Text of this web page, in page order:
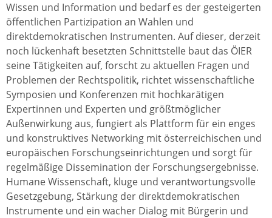
Wissen und Information und bedarf es der gesteigerten
öffentlichen Partizipation an Wahlen und
direktdemokratischen Instrumenten. Auf dieser, derzeit
noch lückenhaft besetzten Schnittstelle baut das ÖIER
seine Tätigkeiten auf, forscht zu aktuellen Fragen und
Problemen der Rechtspolitik, richtet wissenschaftliche
Symposien und Konferenzen mit hochkarätigen
Expertinnen und Experten und größtmöglicher
Außenwirkung aus, fungiert als Plattform für ein enges
und konstruktives Networking mit österreichischen und
europäischen Forschungseinrichtungen und sorgt für
regelmäßige Dissemination der Forschungsergebnisse.
Humane Wissenschaft, kluge und verantwortungsvolle
Gesetzgebung, Stärkung der direktdemokratischen
Instrumente und ein wacher Dialog mit Bürgerin und